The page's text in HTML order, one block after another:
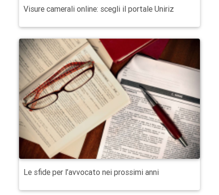
Visure camerali online: scegli il portale Uniriz
Le sfide per l’avvocato nei prossimi anni